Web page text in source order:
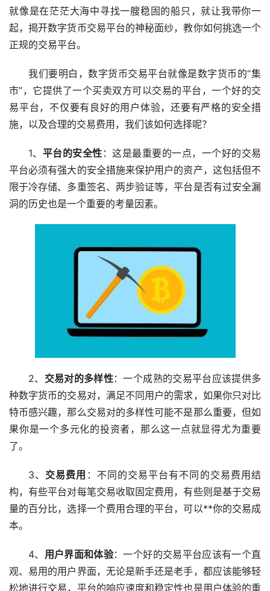
就像是在茫茫大海中寻找一艘稳固的船只，就让我带你一
起，揭开数字货币交易平台的神秘面纱，教你如何挑选一个
正规的交易平台。
我们要明白，数字货币交易平台就像是数字货币的“集
市”，它提供了一个买卖双方可以交易的平台，一个好的交
易平台，不仅要有良好的用户体验，还要有严格的安全措
施，以及合理的交易费用，我们该如何选择呢？
1、 平台的安全性 ：这是最重要的一点，一个好的交易
平台必须有强大的安全措施来保护用户的资产，这包括但不
限于冷存储、多重签名、两步验证等，平台是否有过安全漏
洞的历史也是一个重要的考量因素。
2、 交易对的多样性：一个成熟的交易平台应该提供多
种数字货币的交易对，满足不同用户的需求，如果你只对比
特币感兴趣，那么交易对的多样性可能不是那么重要，但如
果你是一个多元化的投资者，那么这一点就显得尤为重要
了。
3、 交易费用 ：不同的交易平台有不同的交易费用结
构，有些平台对每笔交易收取固定费用，有些则是基于交易
量的百分比，选择一个费用合理的平台，可以**你的交易成
本。
4、 用户界面和体验：一个好的交易平台应该有一个直
观、易用的用户界面，无论是新手还是老手，都应该能够轻
松地进行交易，平台的响应速度和稳定性也是用户体验的重